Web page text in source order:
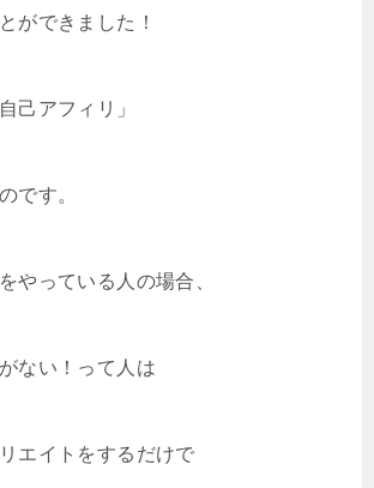
ができました！
己アフィリ」
です。
やっている人の場合、
ない！って人は
エイトをするだけで